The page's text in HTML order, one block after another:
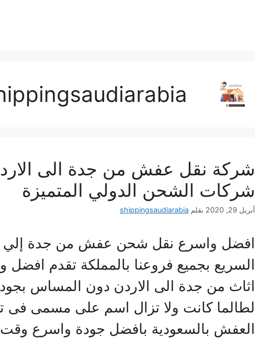
شركة نقل عفش من جدة الى
شركات الشحن الدولي المتميزة
أبريل 29, 2020 بقلم shippingsaudiarabia
افضل واسرع نقل شحن عفش من جدة إلي
السريع بجميع فروعنا بالمملكة تقدم
اثاث من جدة الى الاردن دون المساس
لطالما كانت ولا تزال اسم على مسمى فى
العفش بالسعودية بافضل جودة واسرع وقت